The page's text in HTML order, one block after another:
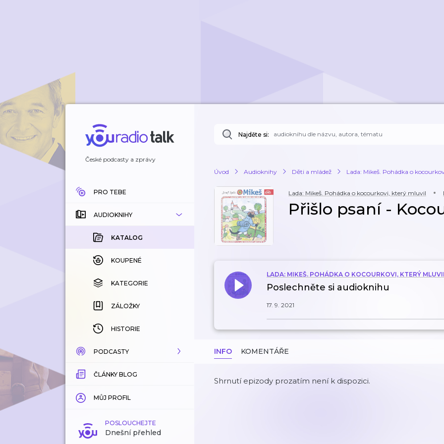
České podcasty a zprávy
PRO TEBE
AUDIOKNIHY
KATALOG
KOUPENÉ
KATEGORIE
ZÁLOŽKY
HISTORIE
PODCASTY
KATALOG
KATEGORIE
ZÁLOŽKY
ČLÁNKY BLOG
MŮJ PROFIL
POSLOUCHEJTE
Dnešní přehled
Najděte si:
Úvod Audioknihy Děti a mládež Lada: Mikeš. Pohádka o
Lada: Mikeš. Pohádka o kocourkovi, který mluvil
Přišlo psaní -
LADA: MIKEŠ. POHÁDKA O KOCOURKOVI, KTERÝ
Poslechněte si audioknihu
17. 9. 2021
INFO KOMENTÁŘE
Shrnutí epizody prozatím není k dispozici.